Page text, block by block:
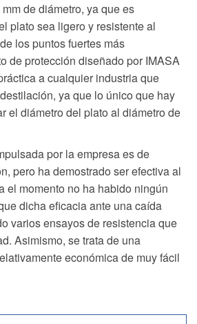
de diámetro, ya que es
plato sea ligero y resistente al
los puntos fuertes más
de protección diseñado por IMASA
a cualquier industria que
ya que lo único que hay
el diámetro del plato al diámetro de
por la empresa es de
pero ha demostrado ser efectiva al
el momento no ha habido ningún
dicha eficacia ante una caída
varios ensayos de resistencia que
Asimismo, se trata de una
económica de muy fácil